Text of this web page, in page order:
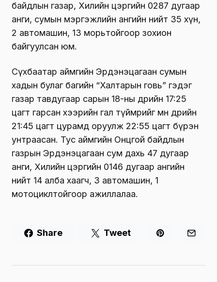
байдлын газар, Хилийн цэргийн 0287 дугаар
анги, сумын мэргэжлийн ангийн нийт 35 хүн,
2 автомашин, 13 морьтойгоор зохион
байгуулсан юм.
Сүхбаатар аймгийн Эрдэнэцагаан сумын
хадын булаг багийн “Халтарын говь” гэдэг
газар тавдугаар сарын 18-ны өдрийн 17:25
цагт гарсан хээрийн гал түймрийг мөн өдрийн
21:45 цагт цурамд оруулж 22:55 цагт бүрэн
унтраасан. Тус аймгийн Онцгой байдлын
газрын Эрдэнэцагаан сум дахь 47 дугаар
анги, Хилийн цэргийн 0146 дугаар ангийн
нийт 14 алба хаагч, 3 автомашин, 1
мотоциклтойгоор ажиллалаа.
Share Tweet